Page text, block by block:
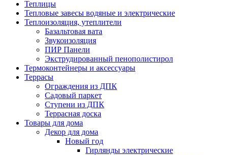
Теплицы
Тепловые завесы водяные и электрические
Теплоизоляция, утеплители
Базальтовая вата
Звукоизоляция
ПИР Панели
Экструдированный пенополистирол
Термоконтейнеры и аксессуары
Террасы
Ограждения из ДПК
Садовый паркет
Ступени из ДПК
Террасная доска
Товары для дома
Декор для дома
Новый год
Гирлянды электрические